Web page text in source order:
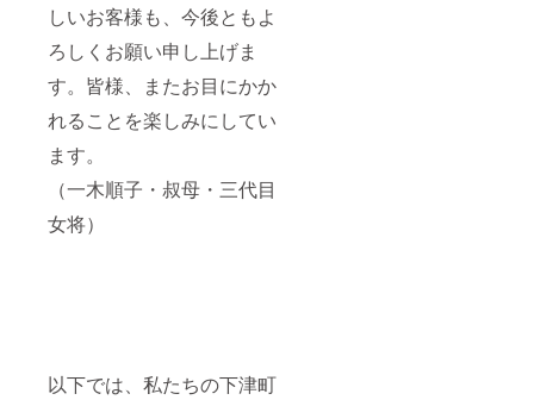
しいお客様も、今後ともよ
ろしくお願い申し上げま
す。皆様、またお目にかか
れることを楽しみにしてい
ます。
（一木順子・叔母・三代目
女将）
以下では、私たちの下津町